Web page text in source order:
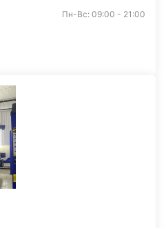
Пн-Вс: 09:00 - 21:00